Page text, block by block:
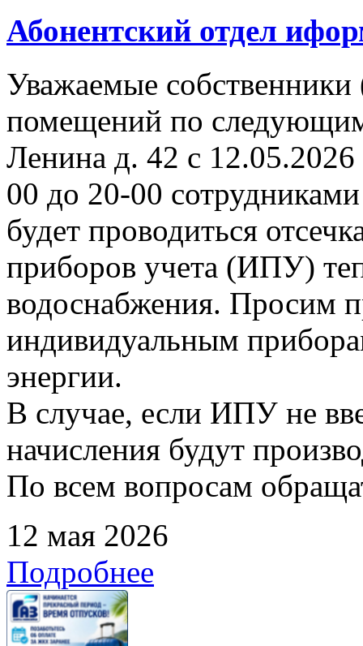
Абонентский отдел
Уважаемые
помещений по
Ленина д. 42 с
00 до 20-00
будет проводиться
приборов учета (ИПУ)
водоснабжения. Просим
индивидуальным
энергии.
В случае, если ИПУ не
начисления будут
По всем вопросам
12 мая 2026
Подробнее